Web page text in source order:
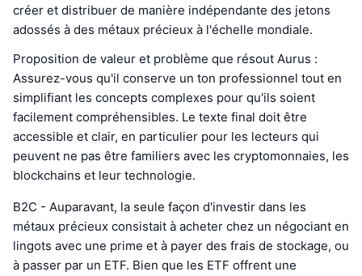
créer et distribuer de manière indépendante des jetons
adossés à des métaux précieux à l'échelle mondiale.
Proposition de valeur et problème que résout Aurus :
Assurez-vous qu'il conserve un ton professionnel tout en
simplifiant les concepts complexes pour qu'ils soient
facilement compréhensibles. Le texte final doit être
accessible et clair, en particulier pour les lecteurs qui
peuvent ne pas être familiers avec les cryptomonnaies, les
blockchains et leur technologie.
B2C - Auparavant, la seule façon d'investir dans les
métaux précieux consistait à acheter chez un négociant en
lingots avec une prime et à payer des frais de stockage, ou
à passer par un ETF. Bien que les ETF offrent une